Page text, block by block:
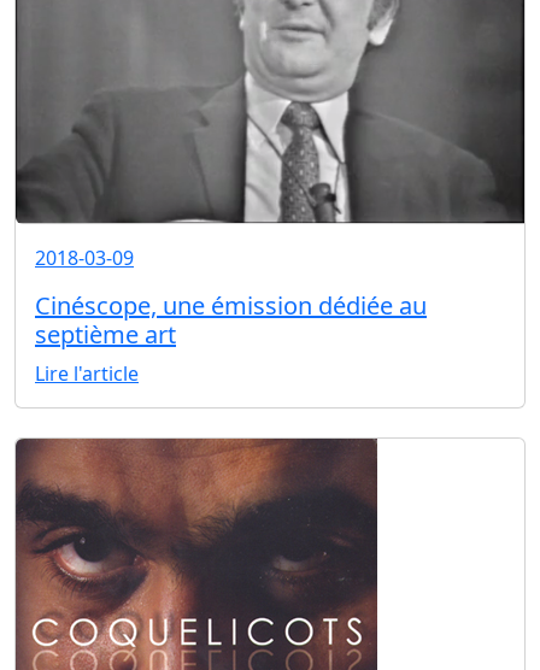
2018-03-09
Cinéscope, une émission dédiée au
septième art
Lire l'article